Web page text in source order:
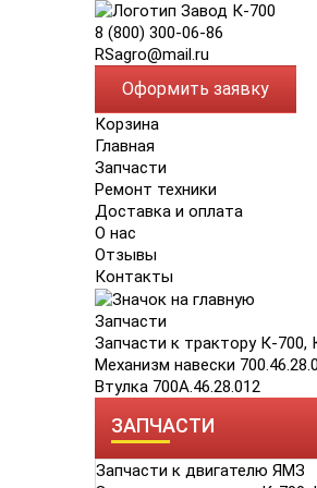
8 (800) 300-06-86
RSagro@mail.ru
Оформить заявку
Корзина
Главная
Запчасти
Ремонт техники
Доставка и оплата
О нас
Отзывы
Контакты
Запчасти
Запчасти к трактору К-700,
Механизм навески
Втулка 700А.46.28.012
ЗАПЧАСТИ
Запчасти к двигателю ЯМЗ